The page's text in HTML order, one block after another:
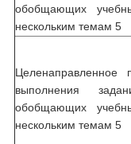
обобщающих
нескольким темам 5
выполнения
обобщающих
нескольким темам 5